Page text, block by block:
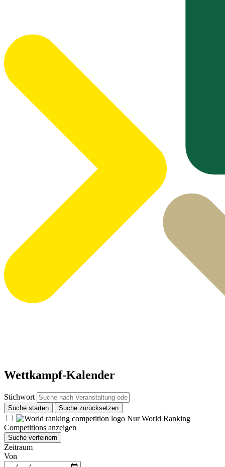
Wettkampf-Kalender
Stichwort
Suche starten Suche zurücksetzen
Nur World Ranking
Competitions anzeigen
Suche verfeinern
Zeitraum
Von